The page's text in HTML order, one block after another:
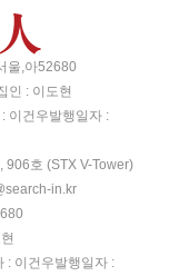
울,아52680
인 : 이도현
우ㅤㅤㅤㅤㅤ발행일자 :
906호 (STX V-Tower)
in.kr
우ㅤㅤㅤㅤㅤ발행일자 :